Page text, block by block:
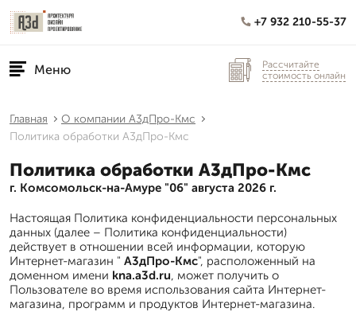
+7 932 210-55-37
Меню
Рассчитайте
стоимость онлайн
Главная
О компании А3дПро-Кмс
Политика обработки А3дПро-Кмс
Политика обработки А3дПро-Кмс
г. Комсомольск-на-Амуре "06" августа 2026 г.
Настоящая Политика конфиденциальности персональных
данных (далее – Политика конфиденциальности)
действует в отношении всей информации, которую
Интернет-магазин " А3дПро-Кмс", расположенный на
доменном имени kna.a3d.ru, может получить о
Пользователе во время использования сайта Интернет-
магазина, программ и продуктов Интернет-магазина.